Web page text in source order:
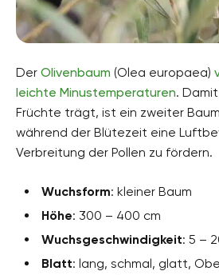
Der Olivenbaum (Olea europaea)
leichte Minustemperaturen.
Früchte trägt, ist ein zweiter
während der Blütezeit eine
Verbreitung der Pollen zu fördern.
Wuchsform: kleiner Baum
Höhe: 300 – 400 cm
Wuchsgeschwindigkeit: 5 –
Blatt: lang, schmal, glatt,